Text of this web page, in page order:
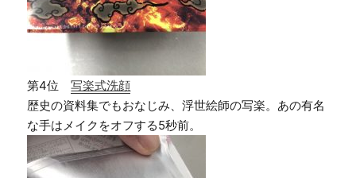
第4位写楽式洗顔
歴史の資料集でもおなじみ、浮世絵師の写楽。あの有名
な手はメイクをオフする5秒前。